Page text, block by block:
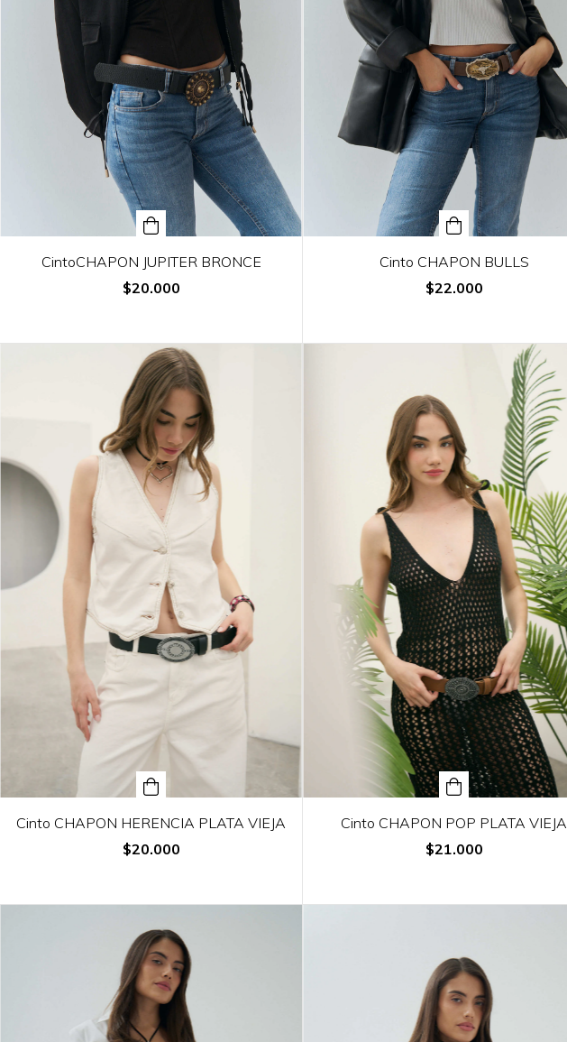
CintoCHAPON JUPITER BRONCE
$20.000
Cinto CHAPON BULLS
$22.000
Cinto CHAPON HERENCIA PLATA VIEJA
$20.000
Cinto CHAPON POP PLATA VIEJA
$21.000